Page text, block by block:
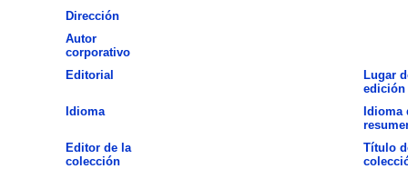
Dirección
Autor
corporativo
Editorial
Lugar
edición
Idioma
Idioma
Editor de la
colección
Título